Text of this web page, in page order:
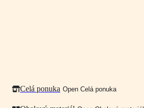
Celá ponuka Open Celá ponuka